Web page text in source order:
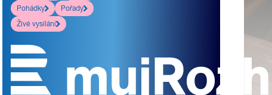
Pohádky
Pořady
Živé vysílání